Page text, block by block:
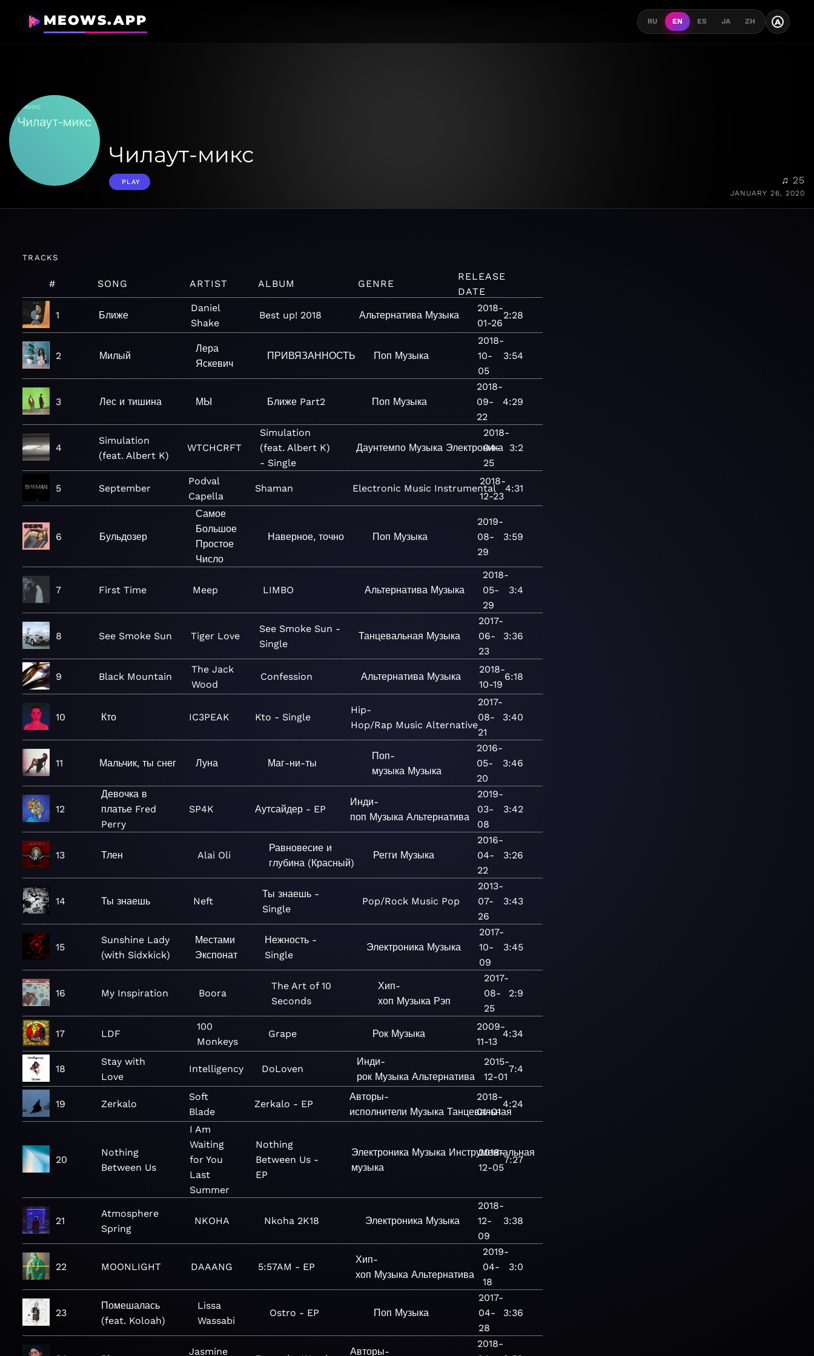
MEOWS.APP RU EN ES JA ZH A
Чилаут-микс
PLAY ♫ 25
JANUARY 26, 2020
TRACKS
# SONG ARTIST ALBUM GENRE
RELEASE
DATE
1 Ближе
Daniel
Shake
Best up! 2018 Альтернатива Музыка
2018-
01-26
2:28
2 Милый
Лера
Яскевич
ПРИВЯЗАННОСТЬ Поп Музыка
2018-
10-
05
3:54
3 Лес и тишина МЫ Ближе Part2 Поп Музыка
2018-
09-
22
4:29
4
Simulation
(feat. Albert K)
WTCHCRFT
Simulation
(feat. Albert K)
- Single
Даунтемпо Музыка Электроника
2018-
04-
25
3:2
5 September
Podval
Capella
Shaman Electronic Music Instrumental
2018-
12-23
4:31
6 Бульдозер
Самое
Большое
Простое
Число
Наверное, точно Поп Музыка
2019-
08-
29
3:59
7 First Time Meep LIMBO Альтернатива Музыка
2018-
05-
29
3:4
8 See Smoke Sun Tiger Love
See Smoke Sun -
Single
Танцевальная Музыка
2017-
06-
23
3:36
9 Black Mountain
The Jack
Wood
Confession Альтернатива Музыка
2018-
10-19
6:18
10 Кто IC3PEAK Kto - Single
Hip-
Hop/Rap Music Alternative
2017-
08-
21
3:40
11 Мальчик, ты снег Луна Маг-ни-ты
Поп-
музыка Музыка
2016-
05-
20
3:46
12
Девочка в
платье Fred
Perry
SP4K Аутсайдер - EP
Инди-
поп Музыка Альтернатива
2019-
03-
08
3:42
13 Тлен Alai Oli
Равновесие и
глубина (Красный)
Регги Музыка
2016-
04-
22
3:26
14 Ты знаешь Neft
Ты знаешь -
Single
Pop/Rock Music Pop
2013-
07-
26
3:43
15
Sunshine Lady
(with Sidxkick)
Местами
Экспонат
Нежность -
Single
Электроника Музыка
2017-
10-
09
3:45
16 My Inspiration Boora
The Art of 10
Seconds
Хип-
хоп Музыка Рэп
2017-
08-
25
2:9
17 LDF
100
Monkeys
Grape Рок Музыка
2009-
11-13
4:34
18
Stay with
Love
Intelligency DoLoven
Инди-
рок Музыка Альтернатива
2015-
12-01
7:4
19 Zerkalo
Soft
Blade
Zerkalo - EP
Авторы-
исполнители Музыка Танцевальная
2018-
01-01
4:24
20
Nothing
Between Us
I Am
Waiting
for You
Last
Summer
Nothing
Between Us -
EP
Электроника Музыка Инструментальная
музыка
2018-
12-05
7:27
21
Atmosphere
Spring
NKOHA Nkoha 2K18 Электроника Музыка
2018-
12-
09
3:38
22 MOONLIGHT DAAANG 5:57AM - EP
Хип-
хоп Музыка Альтернатива
2019-
04-
18
3:0
23
Помешалась
(feat. Koloah)
Lissa
Wassabi
Ostro - EP Поп Музыка
2017-
04-
28
3:36
Jasmine Авторы-
2018-